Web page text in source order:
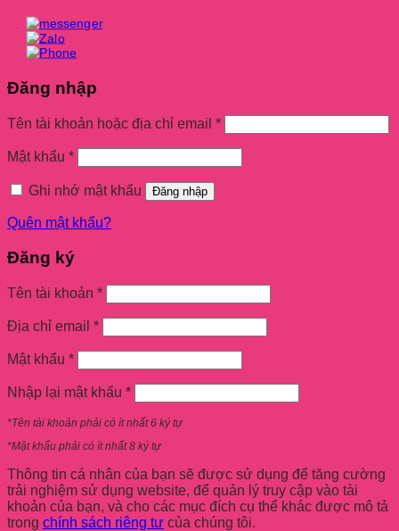
Đăng nhập
Tên tài khoản hoặc địa chỉ email *
Mật khẩu *
Ghi nhớ mật khẩu Đăng nhập
Quên mật khẩu?
Đăng ký
Tên tài khoản *
Địa chỉ email *
Mật khẩu *
Nhập lại mật khẩu *
*Tên tài khoản phải có ít nhất 6 ký tự
*Mật khẩu phải có ít nhất 8 ký tự
Thông tin cá nhân của bạn sẽ được sử dụng để tăng cường
trải nghiệm sử dụng website, để quản lý truy cập vào tài
khoản của bạn, và cho các mục đích cụ thể khác được mô tả
trong chính sách riêng tư của chúng tôi.